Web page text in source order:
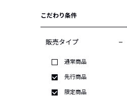
こだわり条件
販売タイプ
通常商品
先行商品
限定商品